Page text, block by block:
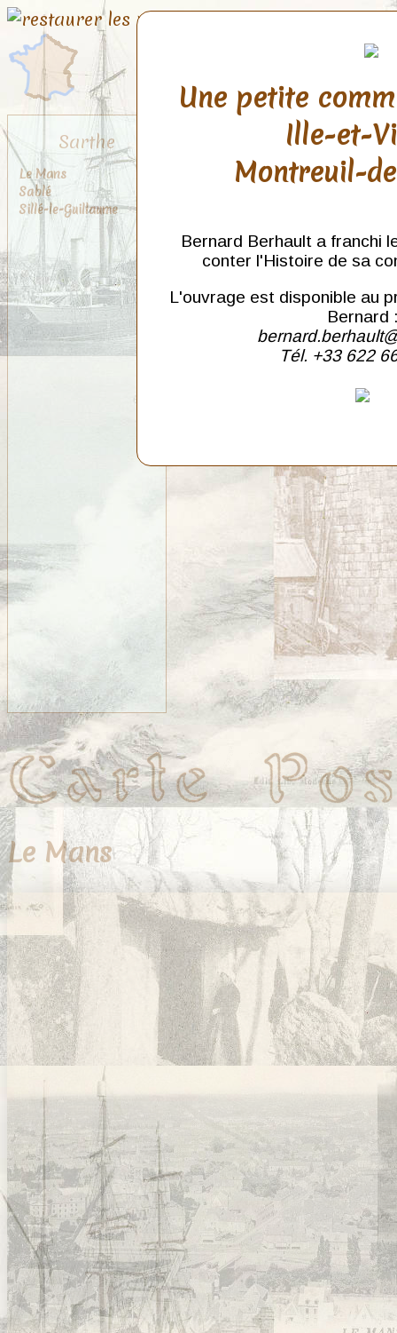
Sarthe
Le Mans
Sablé
Sillé-le-Guillaume
Le Mans
39 cartes
Une petite
Ille-et-
Montreuil-
Bernard Berhault a franchi
conter l'Histoire de sa
L'ouvrage est disponible au
Bernard
Tél. +33 622